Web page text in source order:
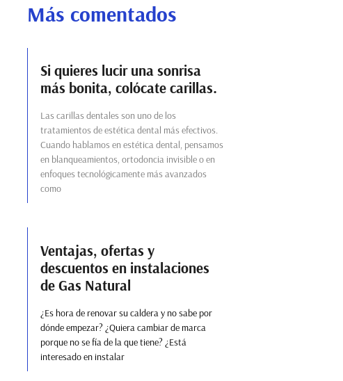
Más comentados
Si quieres lucir una sonrisa
más bonita, colócate carillas.
Las carillas dentales son uno de los
tratamientos de estética dental más efectivos.
Cuando hablamos en estética dental, pensamos
en blanqueamientos, ortodoncia invisible o en
enfoques tecnológicamente más avanzados
como
Ventajas, ofertas y
descuentos en instalaciones
de Gas Natural
¿Es hora de renovar su caldera y no sabe por
dónde empezar? ¿Quiera cambiar de marca
porque no se fía de la que tiene? ¿Está
interesado en instalar